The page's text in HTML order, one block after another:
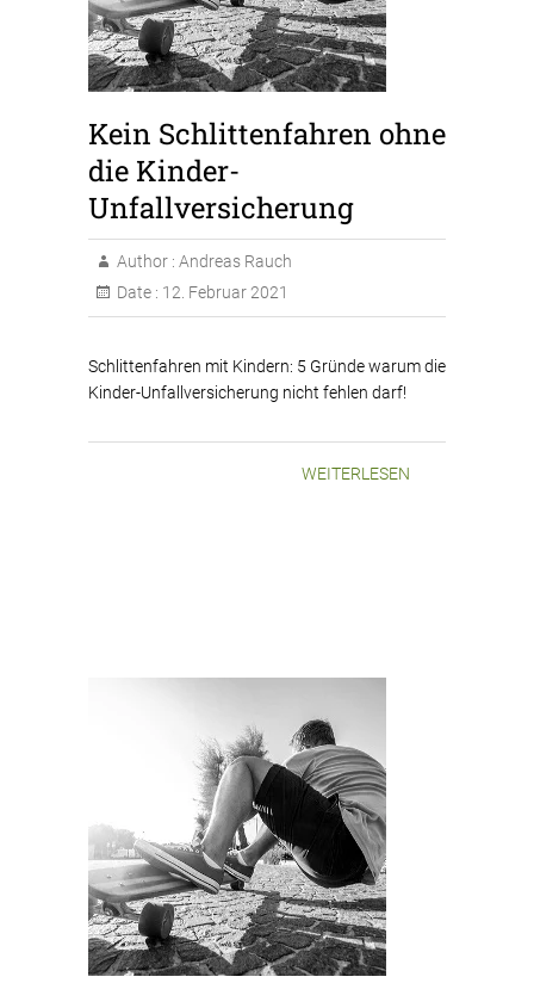
Kein Schlittenfahren ohne
die Kinder-
Unfallversicherung
Author : Andreas Rauch
Date : 12. Februar 2021
Schlittenfahren mit Kindern: 5 Gründe warum die
Kinder-Unfallversicherung nicht fehlen darf!
WEITERLESEN